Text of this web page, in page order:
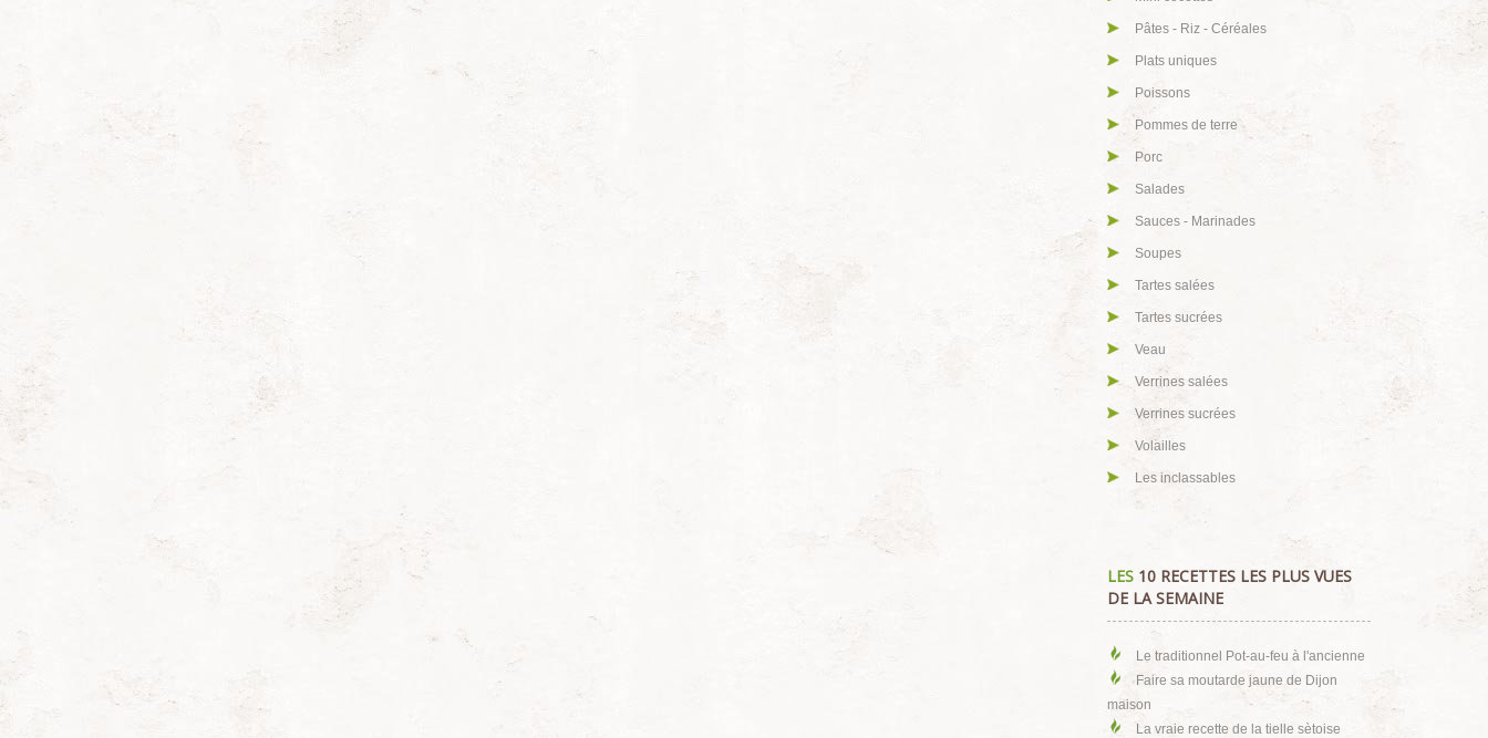
Pâtes - Riz - Céréales
Plats uniques
Poissons
Pommes de terre
Porc
Salades
Sauces - Marinades
Soupes
Tartes salées
Tartes sucrées
Veau
Verrines salées
Verrines sucrées
Volailles
Les inclassables
LES 10 RECETTES LES PLUS VUES
DE LA SEMAINE
Le traditionnel Pot-au-feu à l'ancienne
Faire sa moutarde jaune de Dijon
maison
La vraie recette de la tielle sètoise